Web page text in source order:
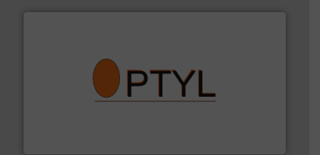
aanspreekpunt voor uw vragen omtrent stof.